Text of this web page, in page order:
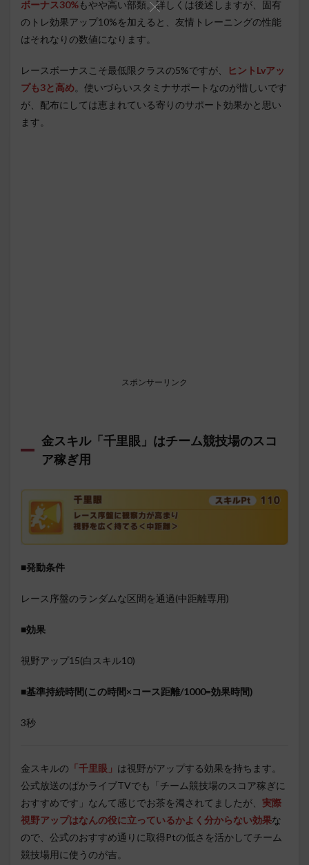
ボーナス30%もやや高い部類。詳しくは後述しますが、固有
のトレ効果アップ10%を加えると、友情トレーニングの性能
はそれなりの数値になります。
レースボーナスこそ最低限クラスの5%ですが、
ヒントLvアッ
プも3と高め。使いづらいスタミナサポートなのが惜しいです
が、配布にしては恵まれている寄りのサポート効果かと思い
ます。
スポンサーリンク
金スキル「千里眼」はチーム競技場のスコ
ア稼ぎ用
■発動条件
レース序盤のランダムな区間を通過(中距離専用)
■効果
視野アップ15(白スキル10)
■基準持続時間(この時間×コース距離/1000=効果時間)
3秒
金スキルの 「千里眼 」 は視野がアップする効果を持ちます。
公式放送のぱかライブTVでも「チーム競技場のスコア稼ぎに
おすすめです」なんて感じでお茶を濁されてましたが、 実際
視野アップはなんの役に立っているかよく分からない効果な
ので 、公式のおすすめ通りに取得Ptの低さを活かしてチーム
競技場用に使うのが吉。